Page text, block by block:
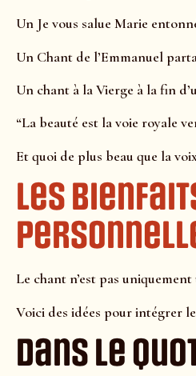
Un Je vous salue Marie
Un Chant de l’Emmanuel
Un chant à la Vierge à la fin
“La beauté est la voie royale
Et quoi de plus beau que la
Les
Le chant n’est pas
Voici des idées pour intégrer
Dans le